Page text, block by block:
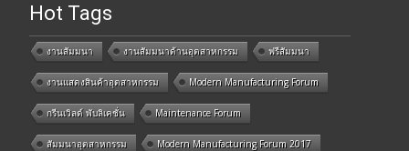
Hot Tags
งานสัมมนา งานสัมมนาด้านอุตสาหกรรม ฟรีสัมมนา
งานแสดงสินค้าอุตสาหกรรม Modern Manufacturing Forum
กรีนเวิลด์ พับลิเคชั่น Maintenance Forum
สัมมนาอุตสาหกรรม Modern Manufacturing Forum 2017